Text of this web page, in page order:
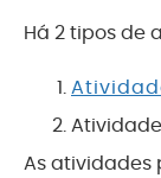
Há 2 tipos de
As atividades